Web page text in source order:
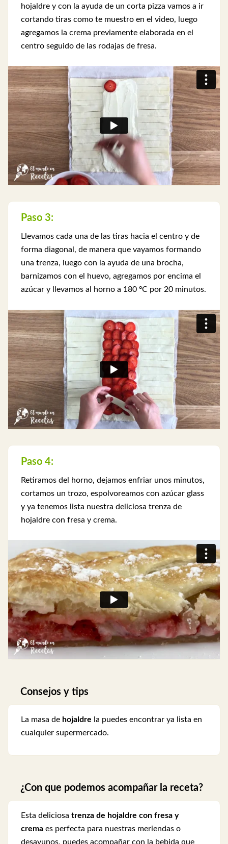
hojaldre y con la ayuda de un corta pizza vamos a ir
cortando tiras como te muestro en el video, luego
agregamos la crema previamente elaborada en el
centro seguido de las rodajas de fresa.
Paso 3:
Llevamos cada una de las tiras hacia el centro y de
forma diagonal, de manera que vayamos formando
una trenza, luego con la ayuda de una brocha,
barnizamos con el huevo, agregamos por encima el
azúcar y llevamos al horno a 180 ºC por 20 minutos.
Paso 4:
Retiramos del horno, dejamos enfriar unos minutos,
cortamos un trozo, espolvoreamos con azúcar glass
y ya tenemos lista nuestra deliciosa trenza de
hojaldre con fresa y crema.
Consejos y tips
La masa de hojaldre la puedes encontrar ya lista en
cualquier supermercado.
¿Con que podemos acompañar la receta?
Esta deliciosa trenza de hojaldre con fresa y
crema es perfecta para nuestras meriendas o
desayunos, puedes acompañar con la bebida que